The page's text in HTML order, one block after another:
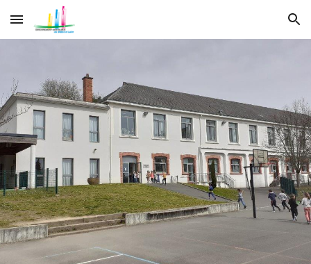
Skip to main content Skip to navigation